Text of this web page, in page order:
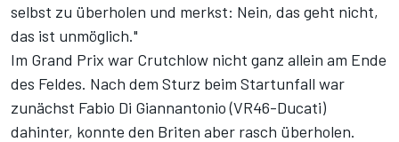
selbst zu überholen und merkst: Nein, das geht nicht,
das ist unmöglich."
Im Grand Prix war Crutchlow nicht ganz allein am Ende
des Feldes. Nach dem Sturz beim Startunfall war
zunächst Fabio Di Giannantonio (VR46-Ducati)
dahinter, konnte den Briten aber rasch überholen.